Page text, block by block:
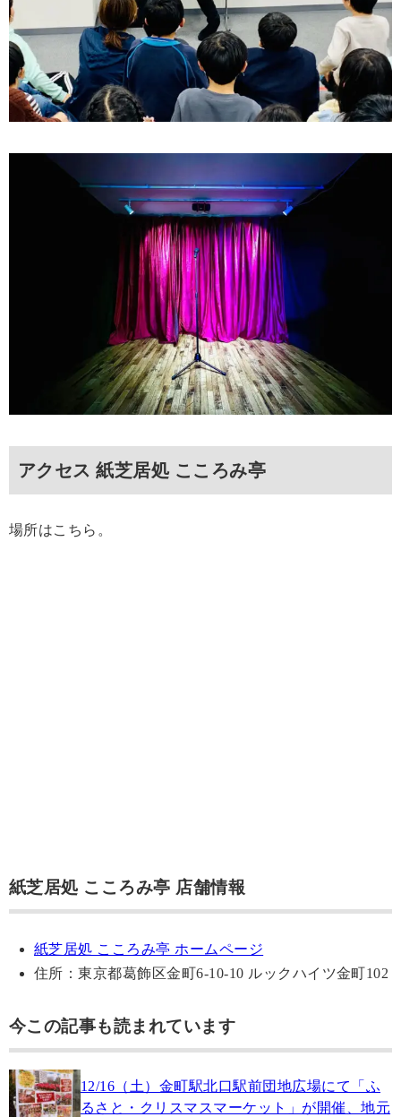
アクセス 紙芝居処 こころみ亭
場所はこちら。
紙芝居処 こころみ亭 店舗情報
紙芝居処 こころみ亭 ホームページ
住所：東京都葛飾区金町6-10-10 ルックハイツ金町102
今この記事も読まれています
12/16（土）金町駅北口駅前団地広場にて「ふ
るさと・クリスマスマーケット」が開催、地元